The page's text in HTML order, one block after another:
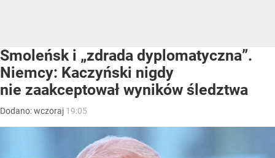
Smoleńsk i „zdrada dyplomatyczna”.
Niemcy: Kaczyński nigdy
nie zaakceptował wyników śledztwa
Dodano:wczoraj 19:05